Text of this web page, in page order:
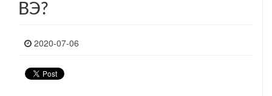
ВЭ?
2020-07-06